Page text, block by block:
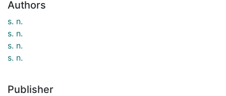
Authors
s. n.
s. n.
s. n.
s. n.
Publisher